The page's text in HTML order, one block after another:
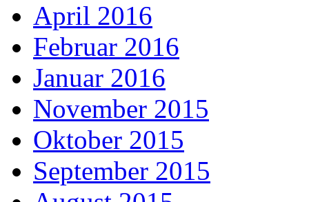
April 2016
Februar 2016
Januar 2016
November 2015
Oktober 2015
September 2015